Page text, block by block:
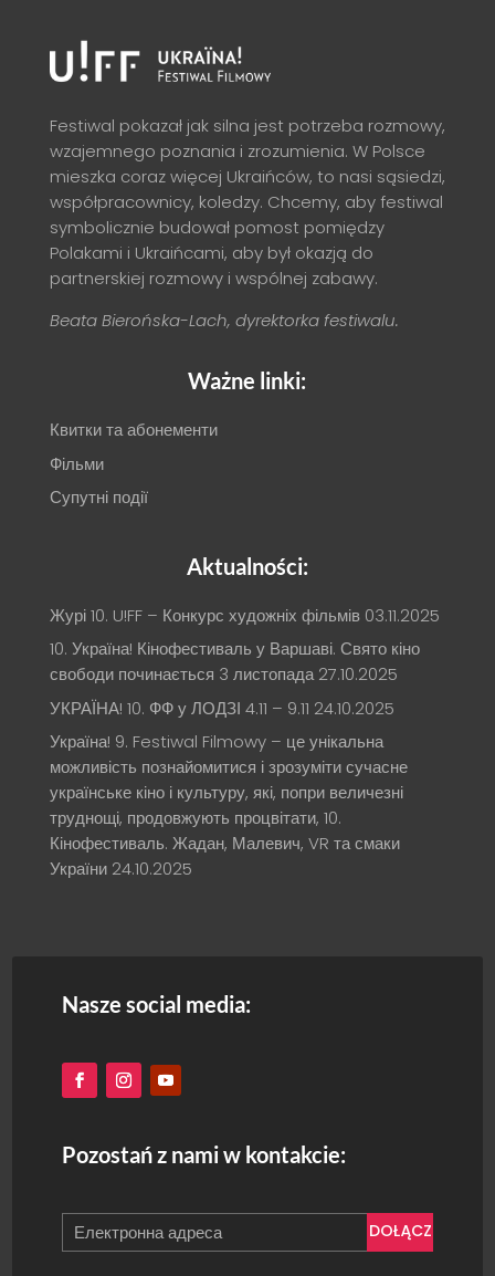
Festiwal pokazał jak silna jest potrzeba rozmowy,
wzajemnego poznania i zrozumienia. W Polsce
mieszka coraz więcej Ukraińców, to nasi sąsiedzi,
współpracownicy, koledzy. Chcemy, aby festiwal
symbolicznie budował pomost pomiędzy
Polakami i Ukraińcami, aby był okazją do
partnerskiej rozmowy i wspólnej zabawy.
Beata Bierońska-Lach, dyrektorka festiwalu.
Ważne linki:
Квитки та абонементи
Фільми
Супутні події
Aktualności:
Журі 10. U!FF – Конкурс художніх фільмів 03.11.2025
10. Україна! Кінофестиваль у Варшаві. Свято кіно
свободи починається 3 листопада 27.10.2025
УКРАЇНА! 10. ФФ у ЛОДЗІ 4.11 – 9.11 24.10.2025
Україна! 9. Festiwal Filmowy – це унікальна
можливість познайомитися і зрозуміти сучасне
українське кіно і культуру, які, попри величезні
труднощі, продовжують процвітати, 10.
Кінофестиваль. Жадан, Малевич, VR та смаки
України 24.10.2025
Nasze social media:
Pozostań z nami w kontakcie:
DOŁĄCZ